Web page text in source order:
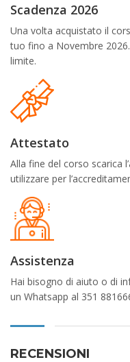
Scadenza 2026
Una volta acquistato il
tuo fino a Novembre
limite.
Attestato
Alla fine del corso scarica
utilizzare per
Assistenza
Hai bisogno di aiuto o di
un Whatsapp al 351
RECENSIONI